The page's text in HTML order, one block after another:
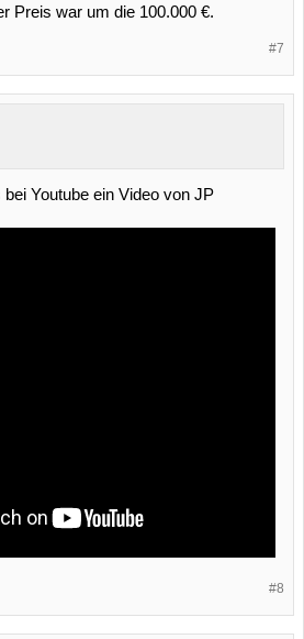
Preis war um die 100.000 €.
#7
Youtube ein Video von JP
#8